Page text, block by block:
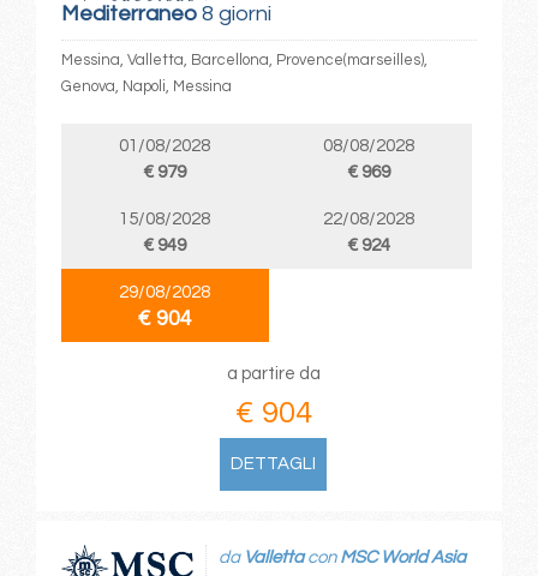
Mediterraneo8 giorni
Messina, Valletta, Barcellona, Provence(marseilles),
Genova, Napoli, Messina
01/08/2028
€ 979
08/08/2028
€ 969
15/08/2028
€ 949
22/08/2028
€ 924
29/08/2028
€ 904
a partire da
€ 904
DETTAGLI
da Vallettacon MSC World Asia